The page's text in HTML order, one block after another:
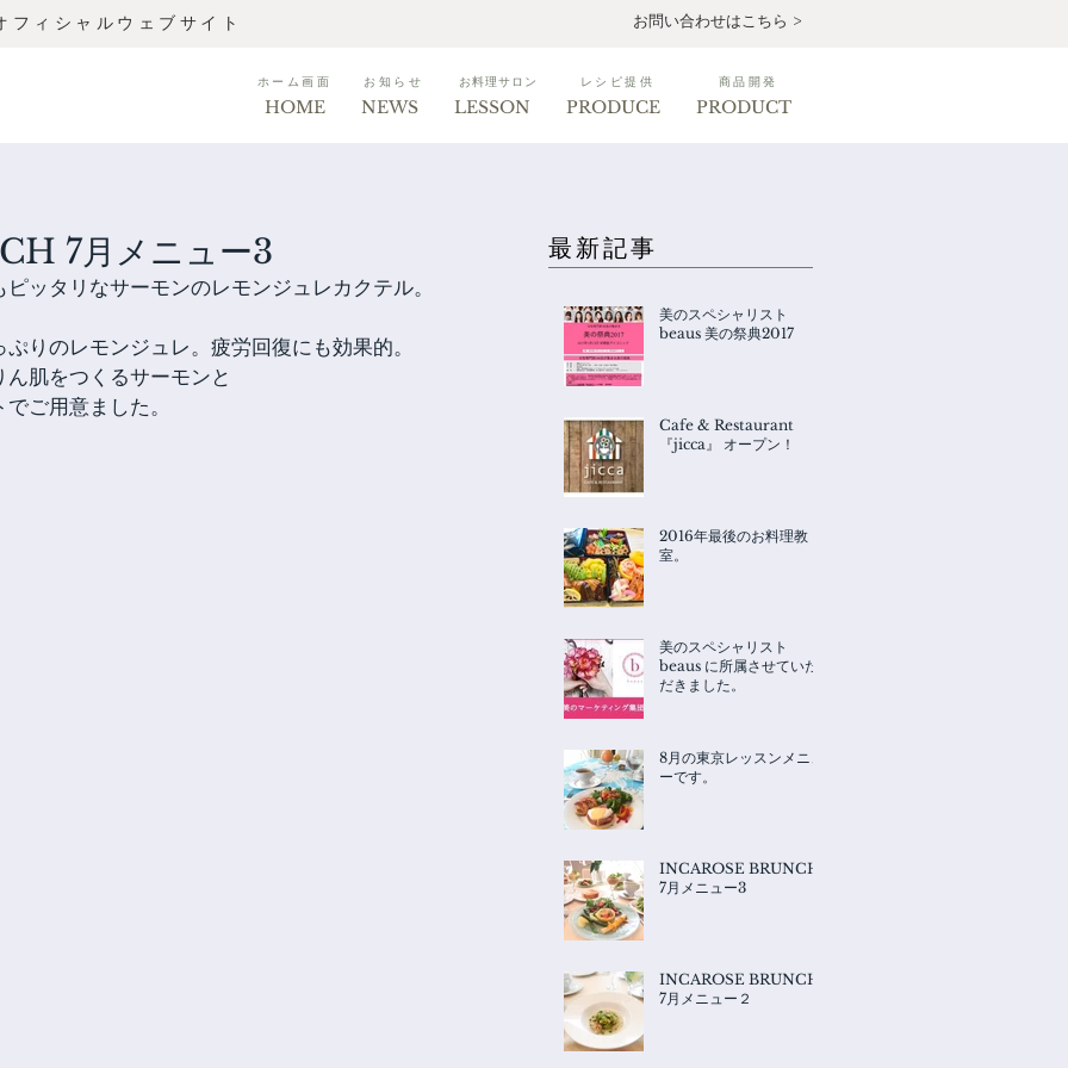
ィシャルウェブサイト お問い合わせはこちら >
ホーム画面 レシピ提供
お料理サロン
お知らせ 商品開発
HOME NEWS LESSON PRODUCE PRODUCT
最新記事
美のスペシャリスト
beaus 美の祭典2017
Cafe & Restaurant
『jicca』 オープン！
2016年最後のお料理教
室。
美のスペシャリスト
beaus に所属させていた
だきました。
8月の東京レッスンメニュ
ーです。
INCAROSE BRUNCH
7月メニュー3
INCAROSE BRUNCH
7月メニュー２
7月メニュー3
ッタリなサーモンのレモンジュレカクテル。
りのレモンジュレ。疲労回復にも効果的。
肌をつくるサーモンと
ご用意ました。